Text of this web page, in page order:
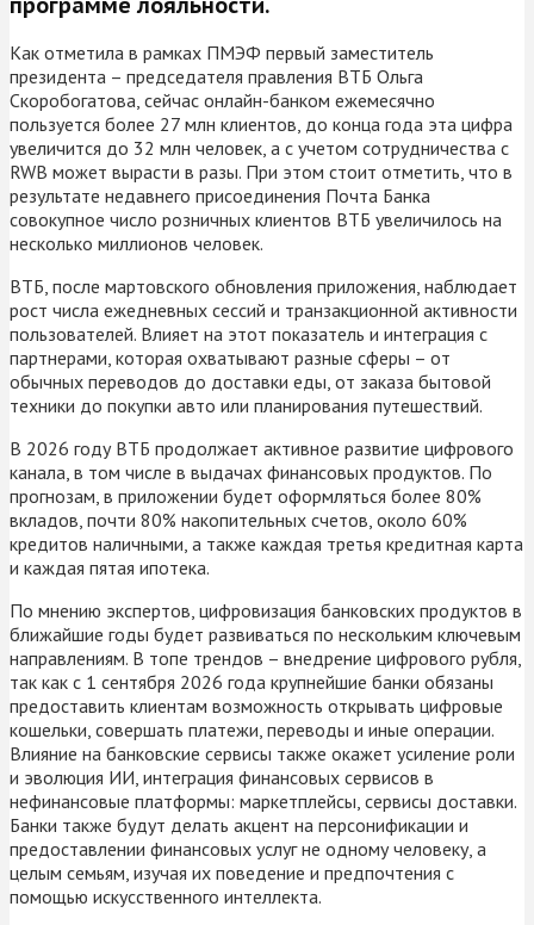
Как отметила в рамках ПМЭФ первый заместитель
президента – председателя правления ВТБ Ольга
Скоробогатова, сейчас онлайн-банком ежемесячно
пользуется более 27 млн клиентов, до конца года эта цифра
увеличится до 32 млн человек, а с учетом сотрудничества с
RWB может вырасти в разы. При этом стоит отметить, что в
результате недавнего присоединения Почта Банка
совокупное число розничных клиентов ВТБ увеличилось на
несколько миллионов человек.
ВТБ, после мартовского обновления приложения, наблюдает
рост числа ежедневных сессий и транзакционной активности
пользователей. Влияет на этот показатель и интеграция с
партнерами, которая охватывают разные сферы – от
обычных переводов до доставки еды, от заказа бытовой
техники до покупки авто или планирования путешествий.
В 2026 году ВТБ продолжает активное развитие цифрового
канала, в том числе в выдачах финансовых продуктов. По
прогнозам, в приложении будет оформляться более 80%
вкладов, почти 80% накопительных счетов, около 60%
кредитов наличными, а также каждая третья кредитная карта
и каждая пятая ипотека.
По мнению экспертов, цифровизация банковских продуктов в
ближайшие годы будет развиваться по нескольким ключевым
направлениям. В топе трендов – внедрение цифрового рубля,
так как с 1 сентября 2026 года крупнейшие банки обязаны
предоставить клиентам возможность открывать цифровые
кошельки, совершать платежи, переводы и иные операции.
Влияние на банковские сервисы также окажет усиление роли
и эволюция ИИ, интеграция финансовых сервисов в
нефинансовые платформы: маркетплейсы, сервисы доставки.
Банки также будут делать акцент на персонификации и
предоставлении финансовых услуг не одному человеку, а
целым семьям, изучая их поведение и предпочтения с
помощью искусственного интеллекта.